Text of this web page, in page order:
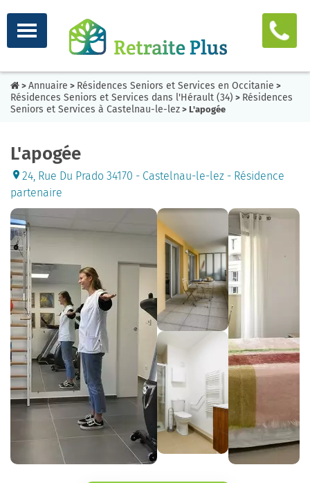
> Annuaire > Résidences Seniors et Services en Occitanie >
Résidences Seniors et Services dans l'Hérault (34) > Résidences
Seniors et Services à Castelnau-le-lez > L'apogée
L'apogée
24, Rue Du Prado 34170 - Castelnau-le-lez - Résidence
partenaire